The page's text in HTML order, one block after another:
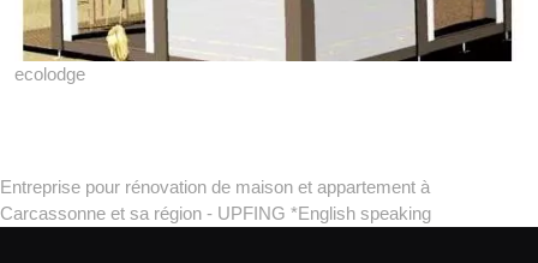
ecolodge
Entreprise pour rénovation de maison et appartement à
Carcassonne et sa région - UPFING *English speaking